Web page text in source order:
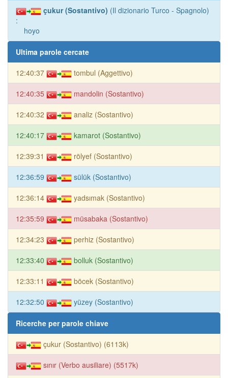
çukur (Sostantivo) (Il dizionario Turco - Spagnolo)
:
hoyo
Ultima parole cercate
12:40:37 tombul (Aggettivo)
12:40:35 mandolin (Sostantivo)
12:40:32 analiz (Sostantivo)
12:40:17 kamarot (Sostantivo)
12:39:31 rölyef (Sostantivo)
12:36:59 sülük (Sostantivo)
12:36:14 yadsımak (Sostantivo)
12:35:59 müsabaka (Sostantivo)
12:34:23 perhiz (Sostantivo)
12:33:40 bolluk (Sostantivo)
12:33:11 böcek (Sostantivo)
12:32:50 yüzey (Sostantivo)
Ricerche per parole chiave
çukur (Sostantivo) (6113k)
sınır (Verbo ausiliare) (5517k)